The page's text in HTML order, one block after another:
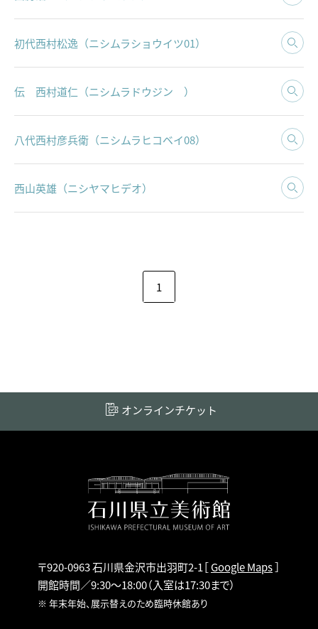
初代西村松逸（ニシムラショウイツ01）
伝 西村道仁（ニシムラドウジン ）
八代西村彦兵衛（ニシムラヒコベイ08）
西山英雄（ニシヤマヒデオ）
1
オンラインチケット
〒920-0963 石川県金沢市出羽町2-1［Google Maps］
開館時間／9:30～18:00（入室は17:30まで）
※ 年末年始、展示替えのため臨時休館あり